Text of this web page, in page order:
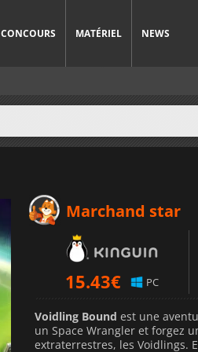
CONCOURS MATÉRIEL NEWS
Marchand star
15.43€ PC
Voidling Bound est une
un Space Wrangler et forgez
extraterrestres, les Voidlings.